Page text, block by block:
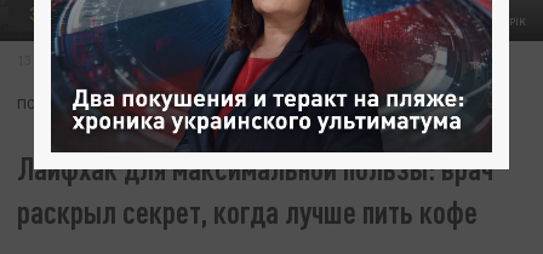
ФОТО: FREEPIK
ЗДОРОВЬЕ
13 СЕНТЯБРЯ 08:55
ПОДПИШИТЕСЬ:
Лайфхак для максимальной пользы: врач
раскрыл секрет, когда лучше пить кофе